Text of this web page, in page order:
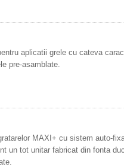
aplicatii grele cu cateva
pre-asamblate.
MAXI+ cu sistem auto-
un tot unitar fabricat din fonta